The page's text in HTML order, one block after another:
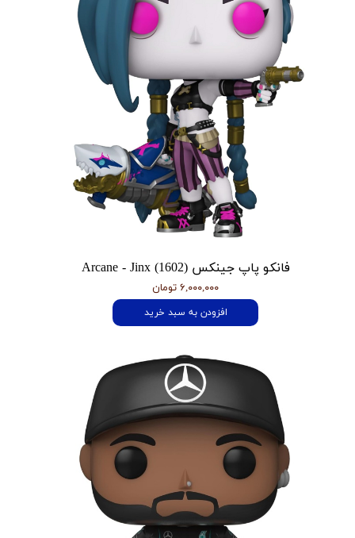
فانکو پاپ جینکس Arcane - Jinx (1602)
۶,۰۰۰,۰۰۰ تومان
افزودن به سبد خرید